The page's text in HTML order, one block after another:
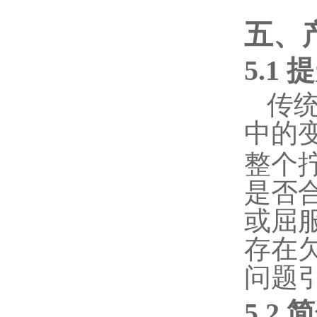
五、
5.1
传
中的
整个
是否
或屈
存在
问题